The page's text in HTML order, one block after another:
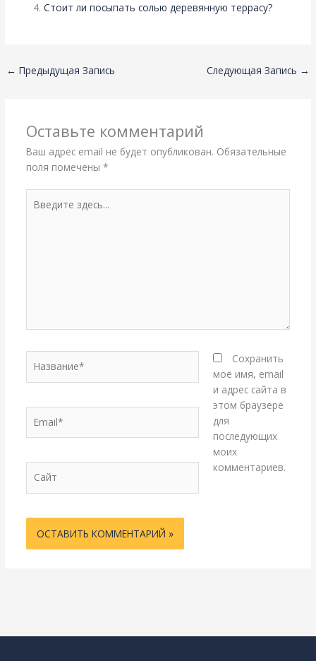
Стоит ли посыпать солью деревянную террасу?
← Предыдущая Запись Следующая Запись →
Оставьте комментарий
Ваш адрес email не будет опубликован. Обязательные
поля помечены *
здесь...
Сохранить
моё имя, email
и адрес сайта в
этом браузере
для
последующих
моих
комментариев.